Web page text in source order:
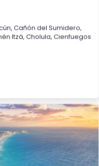
, Cañón del Sumidero,
Itzá, Cholula, Cienfuegos